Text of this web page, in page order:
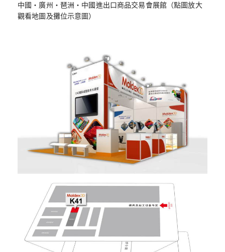
中國‧廣州‧琶洲‧中國進出口商品交易會展館（點圖放大
觀看地圖及攤位示意圖）